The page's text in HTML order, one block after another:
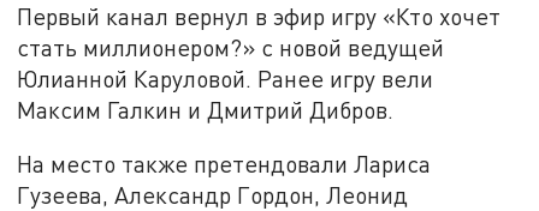
Первый канал вернул в эфир игру «Кто хочет
стать миллионером?» с новой ведущей
Юлианной Каруловой. Ранее игру вели
Максим Галкин и Дмитрий Дибров.
На место также претендовали Лариса
Гузеева, Александр Гордон, Леонид